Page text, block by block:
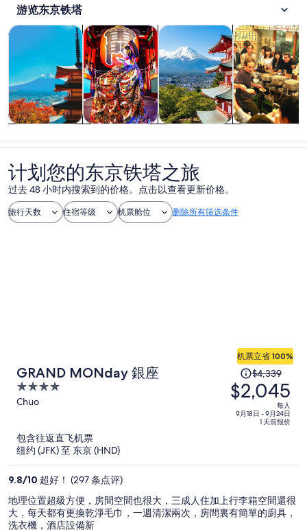
游览东京铁塔
观光一日游在新标签页中打开
历史和文化在新标签页中打开
旅
私人和定制之旅在新标签页中
餐饮和夜生活
计划您的东京铁塔之旅
过去 48 小时内搜索到的价格。点击以查看更新价格。
旅行天数 住宿等级 机票舱位 删除所有筛选条件
GRAND MONday 銀座
4
out
5
Chuo
机票立省 100%
价
为
每
现
每
人
$4,339
$2,045
每人
9月18日 - 9月24日
1 天前报价
包含往返直飞机票
纽约 (JFK) 至 东京 (HND)
9.8/10 超好！ (297 条点评)
地理位置超級方便，房間空間也很大，三成人住加上行李箱空間還很
大，每天都有更換乾淨毛巾，一週清潔兩次，房間裏有簡單的廚具，
洗衣機，酒店設備新